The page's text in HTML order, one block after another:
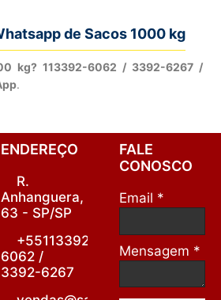
de Sacos 1000 kg
kg? 113392-6062 / 3392-6267 /
.
ENDEREÇO
R.
Anhanguera,
63 - SP/SP
+55113392-
6062 /
3392-6267
FALE
CONOSCO
Email *
Mensagem *